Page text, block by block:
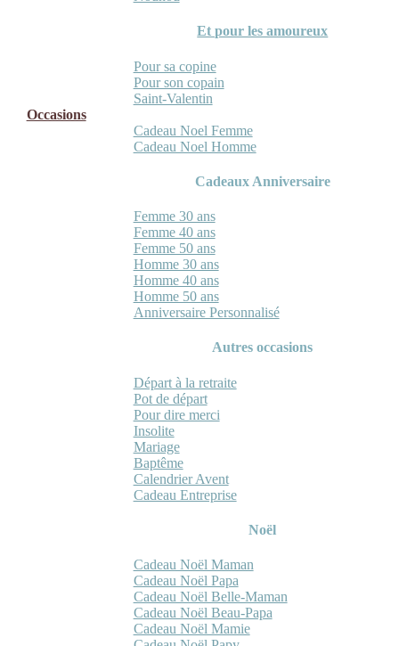
Et pour les amoureux
Pour sa copine
Pour son copain
Saint-Valentin
Occasions
Cadeau Noel Femme
Cadeau Noel Homme
Cadeaux Anniversaire
Femme 30 ans
Femme 40 ans
Femme 50 ans
Homme 30 ans
Homme 40 ans
Homme 50 ans
Anniversaire Personnalisé
Autres occasions
Départ à la retraite
Pot de départ
Pour dire merci
Insolite
Mariage
Baptême
Calendrier Avent
Cadeau Entreprise
Noël
Cadeau Noël Maman
Cadeau Noël Papa
Cadeau Noël Belle-Maman
Cadeau Noël Beau-Papa
Cadeau Noël Mamie